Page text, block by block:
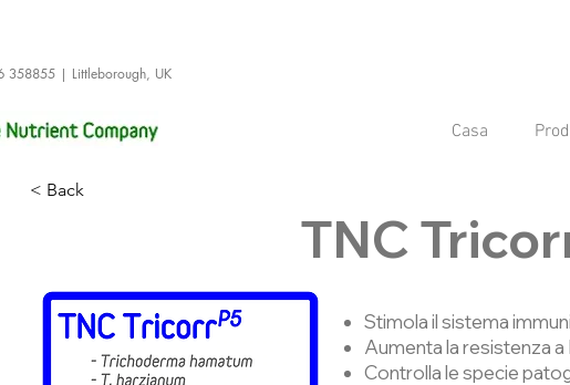
358855 | Littleborough, UK
Casa
< Back
TNC
Stimola il sistema
Aumenta la resistenza
Controlla le specie